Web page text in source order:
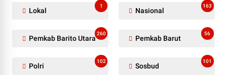
Lokal
1
Nasional
163
Pemkab Barito Utara
260
Pemkab Barut
56
Polri
102
Sosbud
101